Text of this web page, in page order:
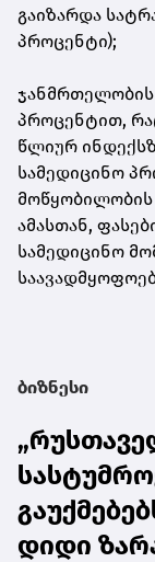
გაიზარდა
პროცენტი);
ჯანმრთელობის
პროცენტით,
წლიურ
სამედიცინო
მოწყობილობის
ამასთან,
სამედიცინო
ბიზნესი
დიდი